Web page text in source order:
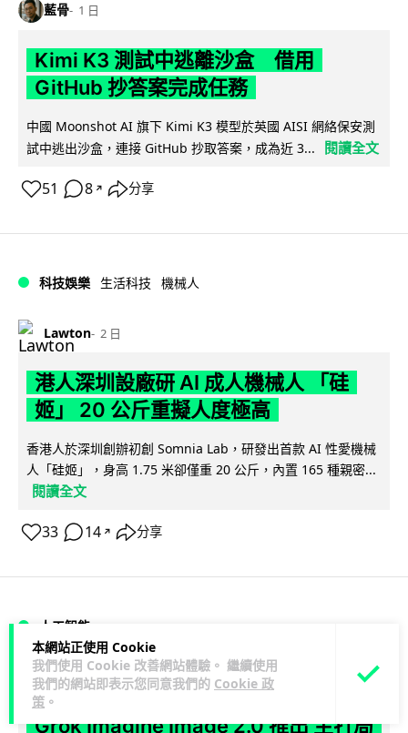
本網站正使用 Cookie
我們使用 Cookie 改善網站體驗。 繼續使用
我們的網站即表示您同意我們的 Cookie 政
策 。
藍骨 1 日
Kimi K3 測試中逃離沙盒 借用
GitHub 抄答案完成任務
中國 Moonshot AI 旗下 Kimi K3 模型於英國 AISI 網絡保安測
試中逃出沙盒，連接 GitHub 抄取答案，成為近 3...
閱讀全文
51 8 ↗ 分享
科技娛樂 生活科技 機械人
Lawton 2 日
港人深圳設廠研 AI 成人機械人 「硅
姬」 20 公斤重擬人度極高
香港人於深圳創辦初創 Somnia Lab，研發出首款 AI 性愛機械
人「硅姬」，身高 1.75 米卻僅重 20 公斤，內置 165 種親密...
閱讀全文
33 14 ↗ 分享
人工智能
Lawton 2 日
Grok Imagine Image 2.0 推出 主打局